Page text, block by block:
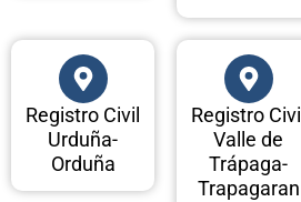
Registro Civil
Urduña-
Orduña
Registro Civil
Valle de
Trápaga-
Trapagaran